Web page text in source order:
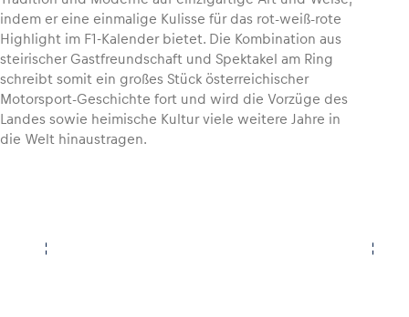
Alle anzeigen
indem er eine einmalige Kulisse für das rot-weiß-rote
Highlight im F1-Kalender bietet. Die Kombination aus
steirischer Gastfreundschaft und Spektakel am Ring
schreibt somit ein großes Stück österreichischer
Motorsport-Geschichte fort und wird die Vorzüge des
Landes sowie heimische Kultur viele weitere Jahre in
die Welt hinaustragen.